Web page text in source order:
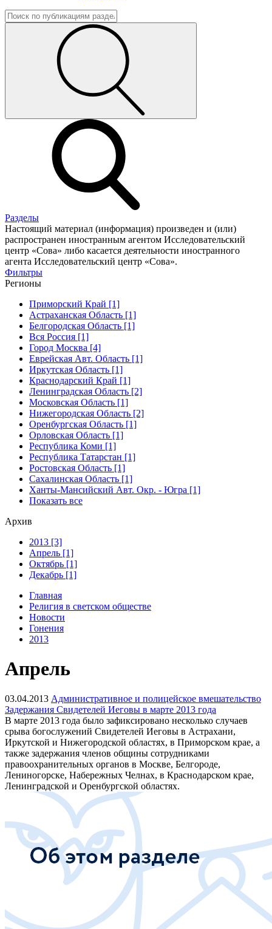
Разделы
Настоящий материал (информация) произведен и (или)
распространен иностранным агентом Исследовательский
центр «Сова» либо касается деятельности иностранного
агента Исследовательский центр «Сова».
Фильтры
Регионы
Приморский Край [1]
Астраханская Область [1]
Белгородская Область [1]
Вся Россия [1]
Город Москва [4]
Еврейская Авт. Область [1]
Иркутская Область [1]
Краснодарский Край [1]
Ленинградская Область [2]
Московская Область [1]
Нижегородская Область [2]
Оренбургская Область [1]
Орловская Область [1]
Республика Коми [1]
Республика Татарстан [1]
Ростовская Область [1]
Сахалинская Область [1]
Ханты-Мансийский Авт. Окр. - Югра [1]
Показать все
Архив
2013 [3]
Апрель [1]
Октябрь [1]
Декабрь [1]
Главная
Религия в светском обществе
Новости
Гонения
2013
Апрель
03.04.2013 Административное и полицейское вмешательство
Задержания Свидетелей Иеговы в марте 2013 года
В марте 2013 года было зафиксировано несколько случаев
срыва богослужений Свидетелей Иеговы в Астрахани,
Иркутской и Нижегородской областях, в Приморском крае, а
также задержания членов общины сотрудниками
правоохранительных органов в Москве, Белгороде,
Лениногорске, Набережных Челнах, в Краснодарском крае,
Ленинградской и Оренбургской областях.